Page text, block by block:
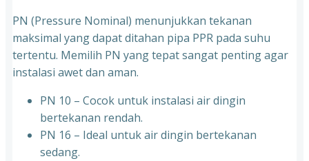
PN (Pressure Nominal) menunjukkan tekanan
maksimal yang dapat ditahan pipa PPR pada suhu
tertentu. Memilih PN yang tepat sangat penting agar
instalasi awet dan aman.
PN 10 – Cocok untuk instalasi air dingin
bertekanan rendah.
⁠PN 16 – Ideal untuk air dingin bertekanan
sedang.